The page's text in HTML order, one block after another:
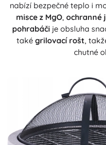
nabízí bezpečné teplo i
misce z MgO, ochranné
pohrabáči je obsluha
také grilovací rošt,
chutné